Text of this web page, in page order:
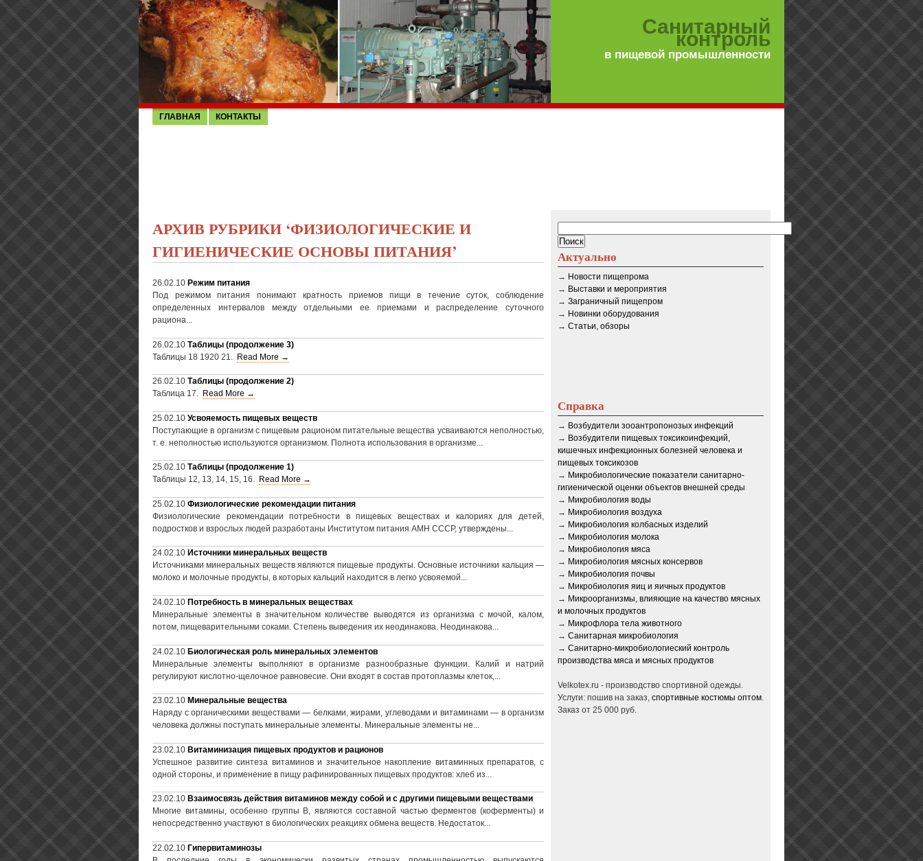
Санитарный
контроль
в пищевой промышленности
ГЛАВНАЯ КОНТАКТЫ
АРХИВ РУБРИКИ ‘ФИЗИОЛОГИЧЕСКИЕ И
ГИГИЕНИЧЕСКИЕ ОСНОВЫ ПИТАНИЯ’
26.02.10 Режим питания
Под режимом питания понимают кратность приемов пищи в течение суток, соблюдение
определенных интервалов между отдельными ее приемами и распределение суточного
рациона...
26.02.10 Таблицы (продолжение 3)
Таблицы 18 1920 21. Read More →
26.02.10 Таблицы (продолжение 2)
Таблица 17. Read More →
25.02.10 Усвояемость пищевых веществ
Поступающие в организм с пищевым рационом питательные вещества усваиваются неполностью,
т. е. неполностью используются организмом. Полнота использования в организме...
25.02.10 Таблицы (продолжение 1)
Таблицы 12, 13, 14, 15, 16. Read More →
25.02.10 Физиологические рекомендации питания
Физиологические рекомендации потребности в пищевых веществах и калориях для детей,
подростков и взрослых людей разработаны Институтом питания АМН СССР, утверждены...
24.02.10 Источники минеральных веществ
Источниками минеральных веществ являются пищевые продукты. Основные источники кальция —
молоко и молочные продукты, в которых кальций находится в легко усвояемой...
24.02.10 Потребность в минеральных веществах
Минеральные элементы в значительном количестве выводятся из организма с мочой, калом,
потом, пищеварительными соками. Степень выведения их неодинакова. Неодинакова...
24.02.10 Биологическая роль минеральных элементов
Минеральные элементы выполняют в организме разнообразные функции. Калий и натрий
регулируют кислотно-щелочное равновесие. Они входят в состав протоплазмы клеток,...
23.02.10 Минеральные вещества
Наряду с органическими веществами — белками, жирами, углеводами и витаминами — в организм
человека должны поступать минеральные элементы. Минеральные элементы не...
23.02.10 Витаминизация пищевых продуктов и рационов
Успешное развитие синтеза витаминов и значительное накопление витаминных препаратов, с
одной стороны, и применение в пищу рафинированных пищевых продуктов: хлеб из...
23.02.10 Взаимосвязь действия витаминов между собой и с другими пищевыми веществами
Многие витамины, особенно группы В, являются составной частью ферментов (коферменты) и
непосредственно участвуют в биологических реакциях обмена веществ. Недостаток...
22.02.10 Гипервитаминозы
Актуально
→ Новости пищепрома
→ Выставки и мероприятия
→ Заграничный пищепром
→ Новинки оборудования
→ Статьи, обзоры
Справка
→ Возбудители зооантропонозых инфекций
→ Возбудители пищевых токсикоинфекций,
кишечных инфекционных болезней человека и
пищевых токсикозов
→ Микробиологические показатели санитарно-
гигиенической оценки объектов внешней среды
→ Микробиология воды
→ Микробиология воздуха
→ Микробиология колбасных изделий
→ Микробиология молока
→ Микробиология мяса
→ Микробиология мясных консервов
→ Микробиология почвы
→ Микробиология яиц и яичных продуктов
→ Микроорганизмы, влияющие на качество мясных
и молочных продуктов
→ Микрофлора тела животного
→ Санитарная микробиология
→ Санитарно-микробиологиеский контроль
производства мяса и мясных продуктов
Velkotex.ru - производство спортивной одежды.
Услуги: пошив на заказ, спортивные костюмы оптом.
Заказ от 25 000 руб.